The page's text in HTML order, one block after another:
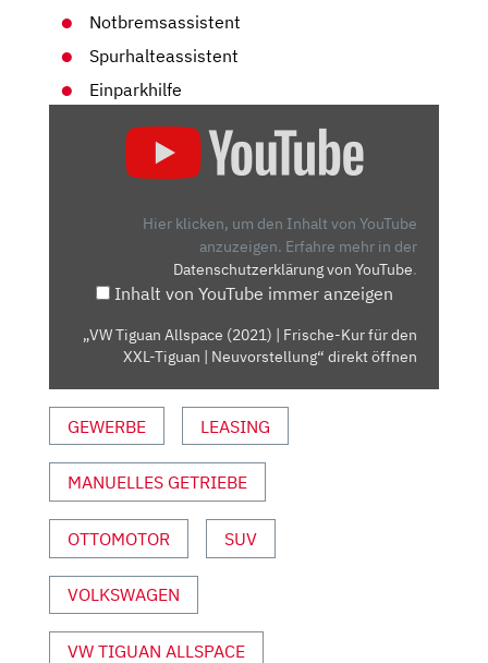
Notbremsassistent
Spurhalteassistent
Einparkhilfe
ALLSPACE
VON
YOUTUBE
Hier klicken, um den Inhalt von YouTube
anzuzeigen. Erfahre mehr in der
Datenschutzerklärung von YouTube.
Inhalt von YouTube immer anzeigen
„VW Tiguan Allspace (2021) | Frische-Kur für den
XXL-Tiguan | Neuvorstellung“ direkt öffnen
GEWERBE LEASING
MANUELLES GETRIEBE
OTTOMOTOR SUV
VOLKSWAGEN
VW TIGUAN ALLSPACE